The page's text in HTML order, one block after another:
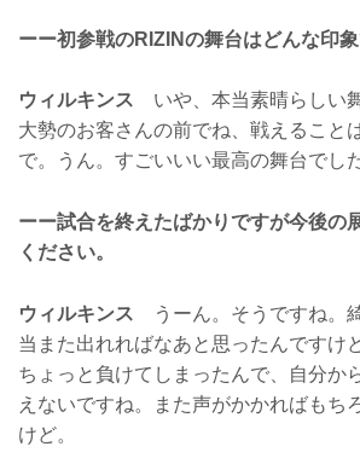
ーー初参戦のRIZINの舞台はどんな印象
ウィルキンス いや、本当素晴らしい
大勢のお客さんの前でね、戦えること
で。うん。すごいいい最高の舞台でし
ーー試合を終えたばかりですが今後の
ください。
ウィルキンス うーん。そうですね。
当また出れればなあと思ったんですけ
ちょっと負けてしまったんで、自分か
えないですね。また声がかかればもち
けど。